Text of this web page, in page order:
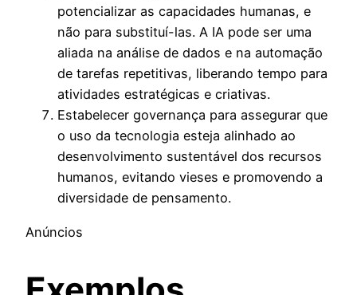
potencializar as capacidades humanas, e
não para substituí-las. A IA pode ser uma
aliada na análise de dados e na automação
de tarefas repetitivas, liberando tempo para
atividades estratégicas e criativas.
Estabelecer governança para assegurar que
o uso da tecnologia esteja alinhado ao
desenvolvimento sustentável dos recursos
humanos, evitando vieses e promovendo a
diversidade de pensamento.
Anúncios